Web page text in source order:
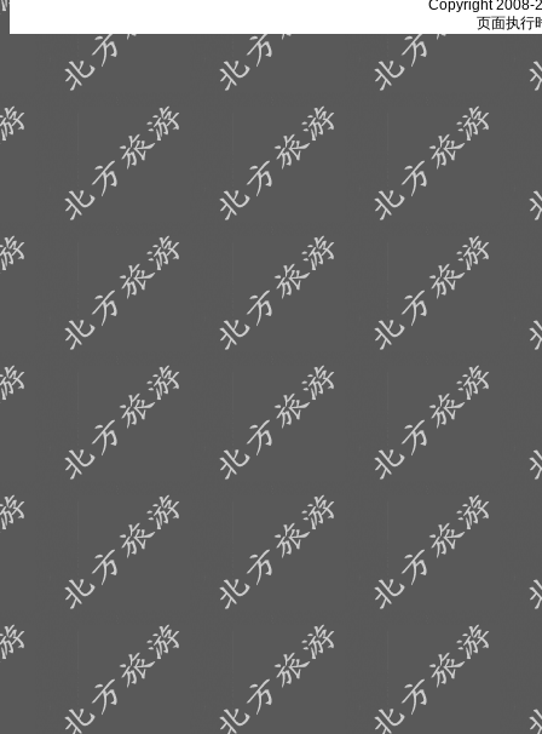
Copyright 2008-
页面执行